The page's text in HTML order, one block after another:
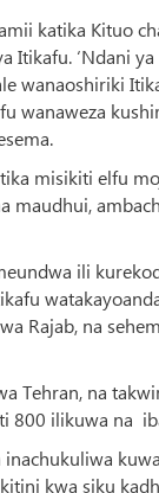
katika Kituo
Itikafu. ‘Ndani
wanaoshiriki
wanaweza
misikiti elfu
maudhui,
ili
Rajab, na
Tehran, na
800 ilikuwa na
kwa siku